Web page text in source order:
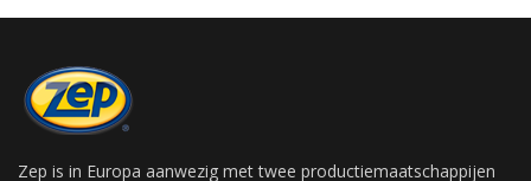
Zep is in Europa aanwezig met twee productiemaatschappijen